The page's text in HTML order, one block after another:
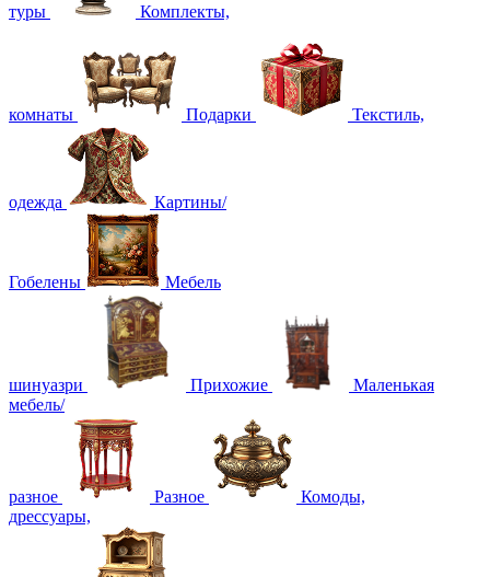
туры Комплекты,
комнаты Подарки Текстиль,
одежда Картины/
Гобелены Мебель
шинуазри Прихожие
Маленькая
мебель/
разное Разное
Комоды,
дрессуары,